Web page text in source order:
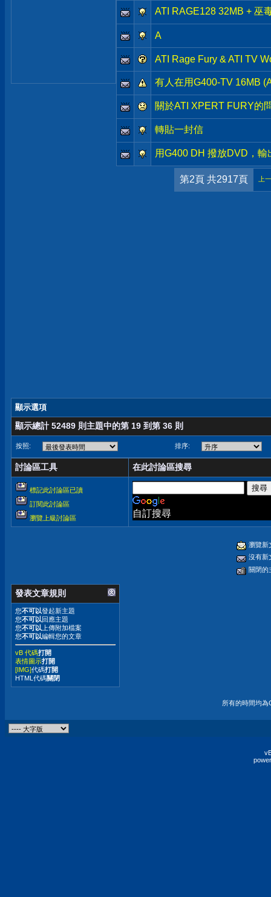
ATI RAGE128 32MB + 巫
A
ATI Rage Fury & ATI TV
有人在用G400-TV 16MB
關於ATI XPERT FURY的
轉貼一封信
用G400 DH 撥放DVD，
第2頁 共2917頁 上
顯示選項
顯示總計 52489 則主題中的第 19 到第 36 則
按照: 排序:
討論區工具 在此討論區搜尋
標記此討論區已讀
訂閱此討論區
瀏覽上級討論區
自訂搜尋
瀏覽新
沒有新
關閉的
發表文章規則
您不可以發起新主題
您不可以回應主題
您不可以 上傳附加檔案
您不可以編輯您的文章
vB 代碼打開
表情圖示打開
[IMG]代碼打開
HTML代碼關閉
所有的時間均為